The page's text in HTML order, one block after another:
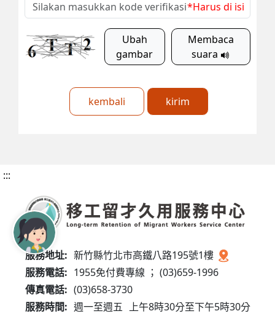
*Harus di isi
Ubah
gambar
Membaca
suara
kembali kirim
:::
服務地址: 新竹縣竹北市高鐵八路195號1樓
服務電話: 1955免付費專線 ； (03)659-1996
傳真電話: (03)658-3730
服務時間: 週一至週五 上午8時30分至下午5時30分